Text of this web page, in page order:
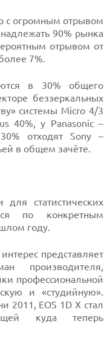
с огромным отрывом
90% рынка
отрывом от
7%.
в 30% общего
беззеркальных
системы Micro 4/3
40%, у Panasonic –
отходят Sony –
в общем зачёте.
статистических
по конкретным
году.
представляет
производителя,
профессиональной
и «студийную».
2011, EOS 1D X стал
куда теперь